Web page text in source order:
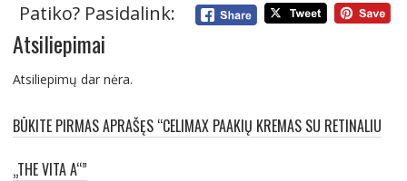
Patiko? Pasidalink:
Atsiliepimai
Atsiliepimų dar nėra.
BŪKITE PIRMAS APRAŠĘS “CELIMAX PAAKIŲ KREMAS SU RETINALIU
„THE VITA A“”